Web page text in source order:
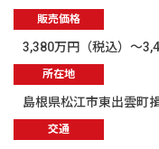
販売価格
3,380万円（税込）～
所在地
島根県松江市東出雲町
交通